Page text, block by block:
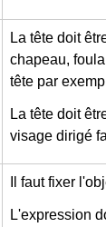
La tête doit
chapeau,
tête par
La tête doit
visage dirigé
Il faut fixer
L'expression